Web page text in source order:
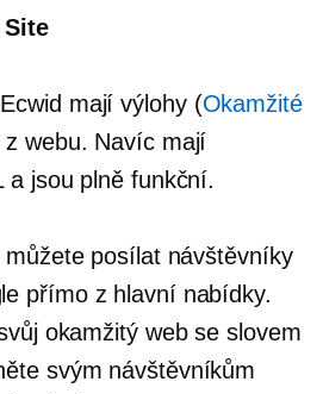
Site
mají výlohy (Okamžité
webu. Navíc mají
a jsou plně funkční.
posílat návštěvníky
přímo z hlavní nabídky.
okamžitý web se slovem
svým návštěvníkům